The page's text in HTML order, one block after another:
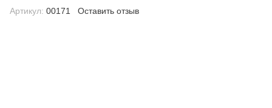
Артикул: 00171 Оставить отзыв